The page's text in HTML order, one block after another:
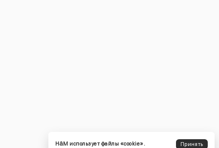
H&M использует файлы «cookie».
Принять